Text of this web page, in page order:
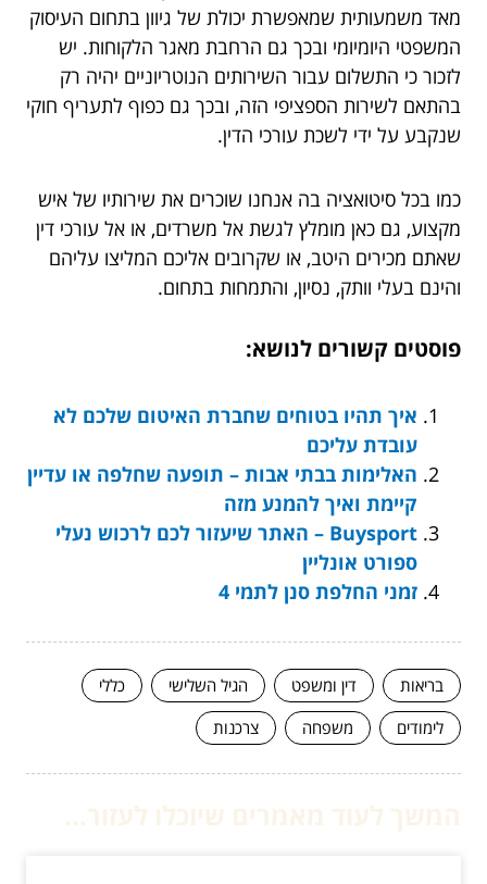
מאד משמעותית שמאפשרת יכולת של גיוון בתחום העיסוק
המשפטי היומיומי ובכך גם הרחבת מאגר הלקוחות. יש
לזכור כי התשלום עבור השירותים הנוטריוניים יהיה רק
בהתאם לשירות הספציפי הזה, ובכך גם כפוף לתעריף חוקי
שנקבע על ידי לשכת עורכי הדין.
כמו בכל סיטואציה בה אנחנו שוכרים את שירותיו של איש
מקצוע, גם כאן מומלץ לגשת אל משרדים, או אל עורכי דין
שאתם מכירים היטב, או שקרובים אליכם המליצו עליהם
והינם בעלי וותק, נסיון, והתמחות בתחום.
פוסטים קשורים לנושא:
איך תהיו בטוחים שחברת האיטום שלכם לא
עובדת עליכם
האלימות בבתי אבות – תופעה שחלפה או עדיין
קיימת ואיך להמנע מזה
Buysport – האתר שיעזור לכם לרכוש נעלי
ספורט אונליין
זמני החלפת סנן לתמי 4
בריאות דין ומשפט הגיל השלישי
כללי
לימודים
משפחה צרכנות